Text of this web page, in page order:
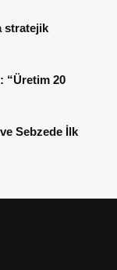
stratejik
“Üretim 20
Sebzede İlk